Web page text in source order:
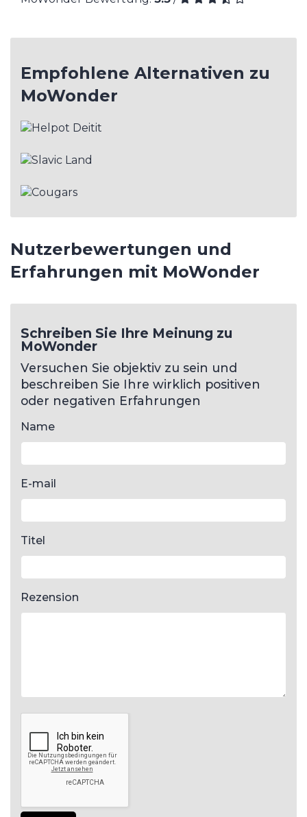
Empfohlene Alternativen zu
MoWonder
Nutzerbewertungen und
Erfahrungen mit MoWonder
Schreiben Sie Ihre Meinung zu
MoWonder
Versuchen Sie objektiv zu sein und
beschreiben Sie Ihre wirklich positiven
oder negativen Erfahrungen
Name
E-mail
Titel
Rezension